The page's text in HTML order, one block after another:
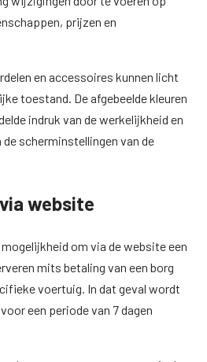
prijzen en
en accessoires kunnen licht
toestand. De afgebeelde kleuren
indruk van de werkelijkheid en
scherminstellingen van de
website
mogelijkheid om via de website een
mits betaling van een borg
voertuig. In dat geval wordt
een periode van 7 dagen